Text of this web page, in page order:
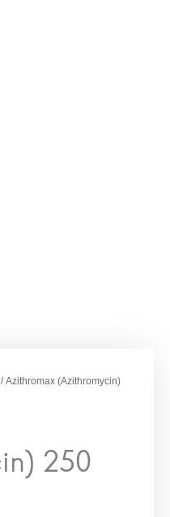
/ Azithromax (Azithromycin)